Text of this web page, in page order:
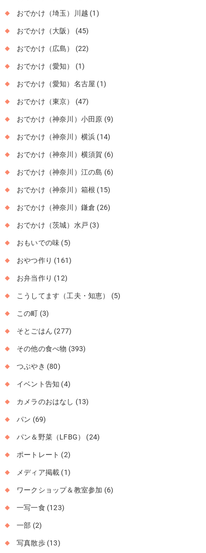
おでかけ（埼玉）川越 (1)
おでかけ（大阪） (45)
おでかけ（広島） (22)
おでかけ（愛知） (1)
おでかけ（愛知）名古屋 (1)
おでかけ（東京） (47)
おでかけ（神奈川）小田原 (9)
おでかけ（神奈川）横浜 (14)
おでかけ（神奈川）横須賀 (6)
おでかけ（神奈川）江の島 (6)
おでかけ（神奈川）箱根 (15)
おでかけ（神奈川）鎌倉 (26)
おでかけ（茨城）水戸 (3)
おもいでの味 (5)
おやつ作り (161)
お弁当作り (12)
こうしてます（工夫・知恵） (5)
この町 (3)
そとごはん (277)
その他の食べ物 (393)
つぶやき (80)
イベント告知 (4)
カメラのおはなし (13)
パン (69)
パン＆野菜（LFBG） (24)
ポートレート (2)
メディア掲載 (1)
ワークショップ＆教室参加 (6)
一写一食 (123)
一部 (2)
写真散歩(13)